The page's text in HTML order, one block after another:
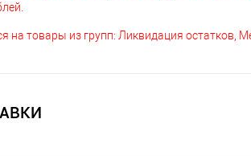
на товары из групп: Ликвидация остатков,